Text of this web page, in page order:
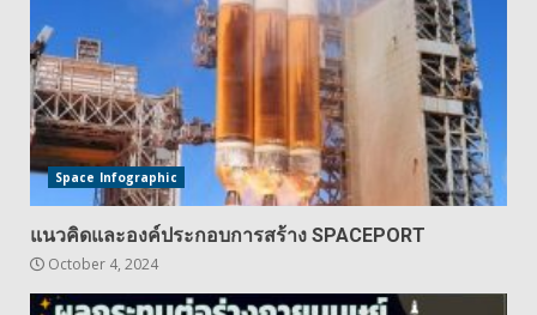
Space Infographic
แนวคิดและองค์ประกอบการสร้าง SPACEPORT
October 4, 2024